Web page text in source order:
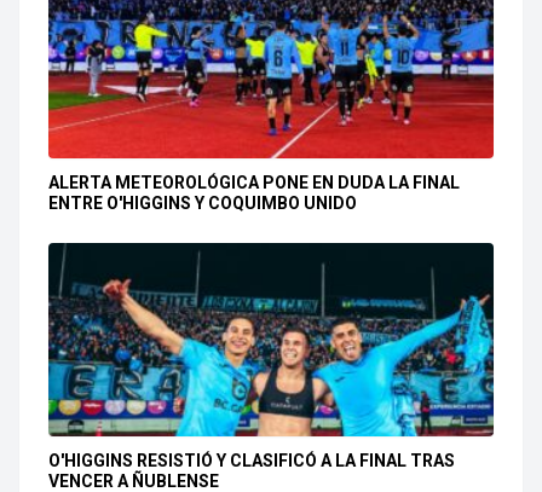
ALERTA METEOROLÓGICA PONE EN DUDA LA FINAL
ENTRE O'HIGGINS Y COQUIMBO UNIDO
O'HIGGINS RESISTIÓ Y CLASIFICÓ A LA FINAL TRAS
VENCER A ÑUBLENSE